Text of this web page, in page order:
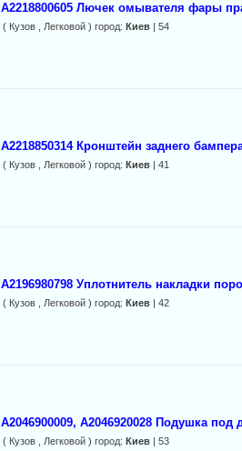
A2218800605 Лючек омывателя фары
( Кузов , Легковой ) город: Киев| 54
A2218850314 Кронштейн заднего
( Кузов , Легковой ) город: Киев| 41
A2196980798 Уплотнитель накладки
( Кузов , Легковой ) город: Киев| 42
A2046900009, A2046920028 Подушка под
( Кузов , Легковой ) город: Киев| 53